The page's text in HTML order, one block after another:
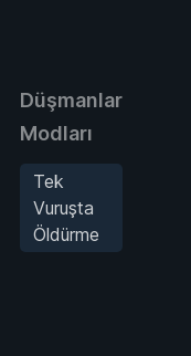
Düşmanlar
Modları
Tek
Vuruşta
Öldürme